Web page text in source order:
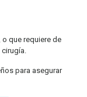
que requiere de
para asegurar